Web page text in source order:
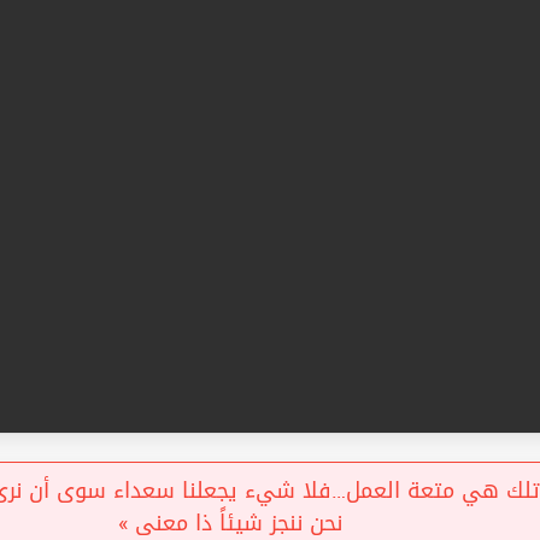
هي متعة العمل…فلا شيء يجعلنا سعداء سوى أن
نحن ننجز شيئاً ذا معنى »